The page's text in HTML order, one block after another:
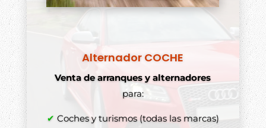
Alternador COCHE
Venta de arranques y alternadores
para:
✔ Coches y turismos (todas las marcas)